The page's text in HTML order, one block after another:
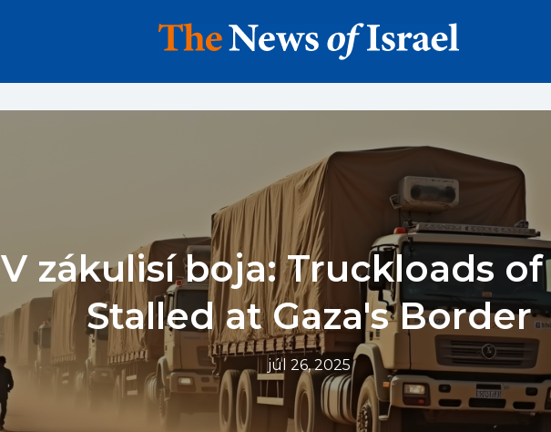
V zákulisí boja: Truckloads
Stalled at Gaza's Border
júl 26, 2025